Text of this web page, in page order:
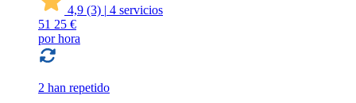
4,9 (3) | 4 servicios
51 25 €
por hora
2 han repetido